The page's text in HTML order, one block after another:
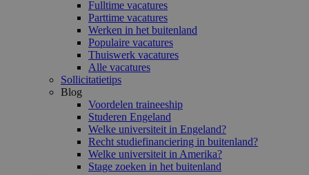
Fulltime vacatures
Parttime vacatures
Werken in het buitenland
Populaire vacatures
Thuiswerk vacatures
Alle vacatures
Sollicitatietips
Blog
Voordelen traineeship
Studeren Engeland
Welke universiteit in Engeland?
Recht studiefinanciering in buitenland?
Welke universiteit in Amerika?
Stage zoeken in het buitenland